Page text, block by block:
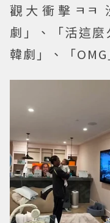
觀大衝擊ㅋㅋ
劇」、「活這
韓劇」、「OMG